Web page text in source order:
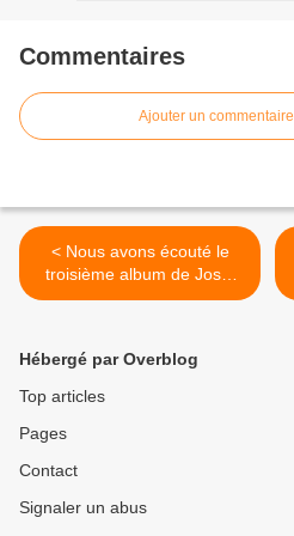
Commentaires
Ajouter un commentaire
< Nous avons écouté le
troisième album de Josef
Salvat !
Hébergé par Overblog
Top articles
Pages
Contact
Signaler un abus